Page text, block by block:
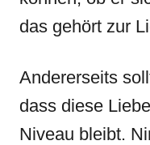
das gehört zur
Andererseits
dass diese
Niveau bleibt.